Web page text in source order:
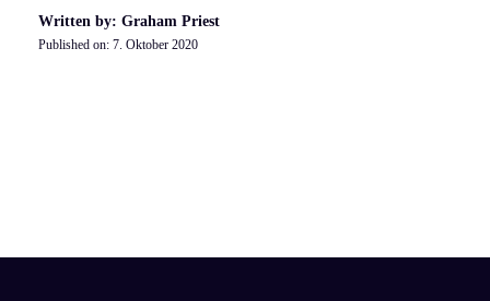
Written by: Graham Priest
Published on: 7. Oktober 2020